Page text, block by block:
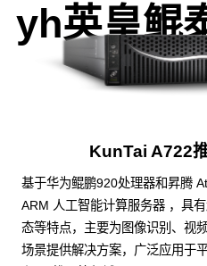
yh英皇鲲
KunTai A722
基于华为鲲鹏920处理器和昇腾
ARM 人工智能计算服务器 ，具
态等特点，主要为图像识别、视
场景提供解决方案，广泛应用于